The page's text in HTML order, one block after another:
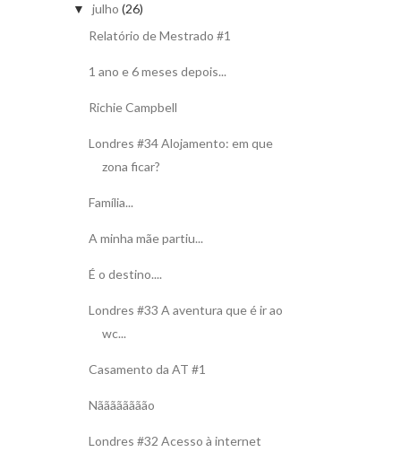
▼ julho (26)
Relatório de Mestrado #1
1 ano e 6 meses depois...
Richie Campbell
Londres #34 Alojamento: em que
zona ficar?
Família...
A minha mãe partiu...
É o destino....
Londres #33 A aventura que é ir ao
wc...
Casamento da AT #1
Nãããããããão
Londres #32 Acesso à internet